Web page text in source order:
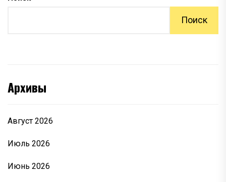
Поиск
Архивы
Август 2026
Июль 2026
Июнь 2026